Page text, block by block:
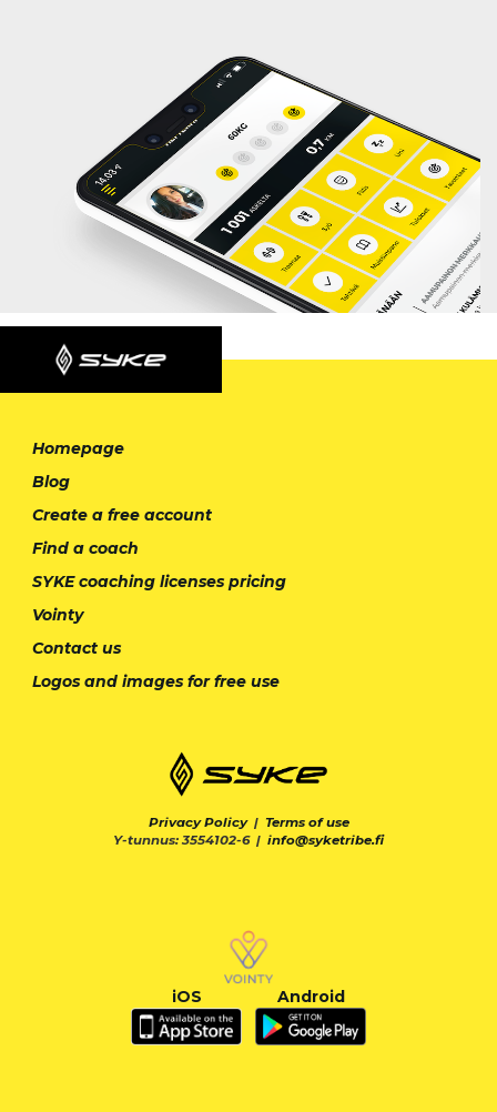
Homepage
Blog
Create a free account
Find a coach
SYKE coaching licenses pricing
Vointy
Contact us
Logos and images for free use
Privacy Policy| Terms of use
Y-tunnus: 3554102-6 | info@syketribe.fi
iOS Android